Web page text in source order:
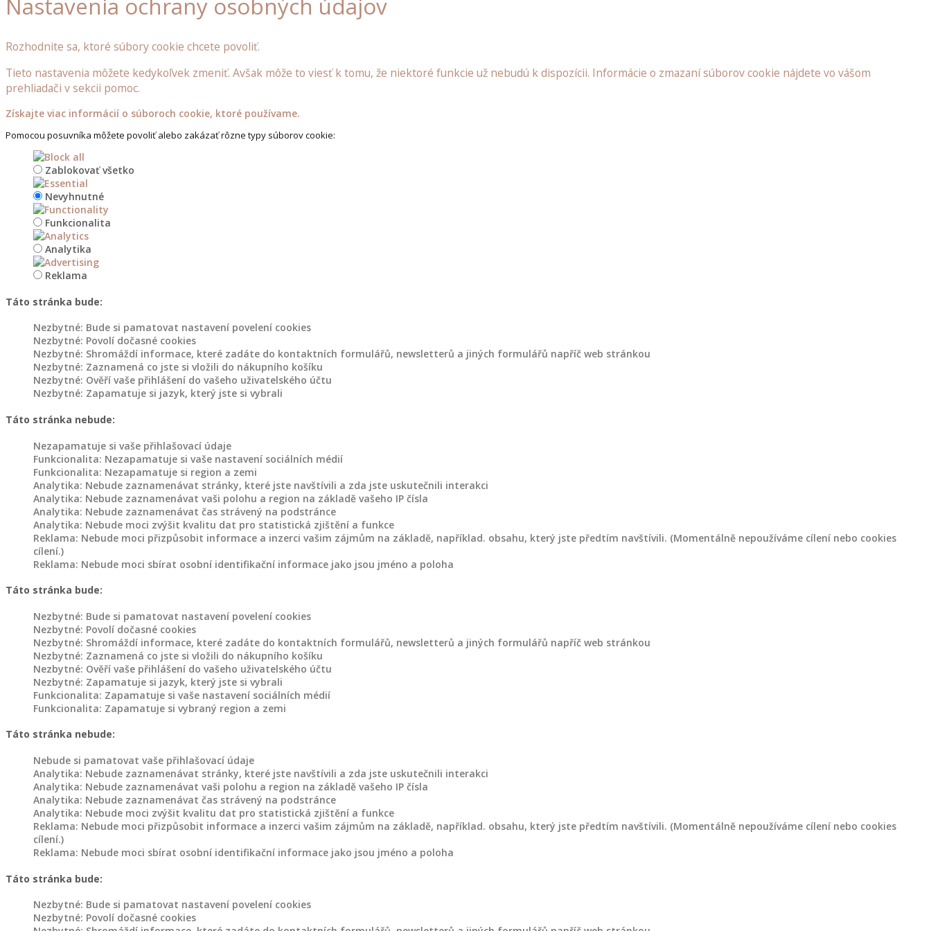
doplňky
Dřevěné
Dřevěné
budky
krmítka
pro
ptáčky
Ostatní
dřevěné
doplňky
do
zahrady
stojany
květináče
Dřevořezba
záhony
Dřevěné
květináče
do
zahrady
z
Dřevěné
záhony
Dřevořezba
Dřevořezba
zvířat
Domovy
zvířata
Dřevěné
kurníky
a
Nastavenia ochrany osobných údajov
Rozhodnite sa, ktoré súbory cookie chcete povoliť.
Tieto nastavenia môžete kedykoľvek zmeniť. Avšak môže to viesť k tomu, že niektoré funkcie už nebudú k dispozícii. Informácie o zmazaní súborov cookie nájdete vo vášom
prehliadači v sekcii pomoc.
Získajte viac informácií o súboroch cookie, ktoré používame.
Pomocou posuvníka môžete povoliť alebo zakázať rôzne typy súborov cookie:
Zablokovať všetko
Nevyhnutné
Funkcionalita
Analytika
Reklama
Táto stránka bude:
Nezbytné: Bude si pamatovat nastavení povelení cookies
Nezbytné: Povolí dočasné cookies
Nezbytné: Shromáždí informace, které zadáte do kontaktních formulářů, newsletterů a jiných formulářů napříč web stránkou
Nezbytné: Zaznamená co jste si vložili do nákupního košíku
Nezbytné: Ověří vaše přihlášení do vašeho uživatelského účtu
Nezbytné: Zapamatuje si jazyk, který jste si vybrali
Táto stránka nebude:
Nezapamatuje si vaše přihlašovací údaje
Funkcionalita: Nezapamatuje si vaše nastavení sociálních médií
Funkcionalita: Nezapamatuje si region a zemi
Analytika: Nebude zaznamenávat stránky, které jste navštívili a zda jste uskutečnili interakci
Analytika: Nebude zaznamenávat vaši polohu a region na základě vašeho IP čísla
Analytika: Nebude zaznamenávat čas strávený na podstránce
Analytika: Nebude moci zvýšit kvalitu dat pro statistická zjištění a funkce
Reklama: Nebude moci přizpůsobit informace a inzerci vašim zájmům na základě, například. obsahu, který jste předtím navštívili. (Momentálně nepoužíváme cílení nebo cookies
cílení.)
Reklama: Nebude moci sbírat osobní identifikační informace jako jsou jméno a poloha
Táto stránka bude:
Nezbytné: Bude si pamatovat nastavení povelení cookies
Nezbytné: Povolí dočasné cookies
Nezbytné: Shromáždí informace, které zadáte do kontaktních formulářů, newsletterů a jiných formulářů napříč web stránkou
Nezbytné: Zaznamená co jste si vložili do nákupního košíku
Nezbytné: Ověří vaše přihlášení do vašeho uživatelského účtu
Nezbytné: Zapamatuje si jazyk, který jste si vybrali
Funkcionalita: Zapamatuje si vaše nastavení sociálních médií
Funkcionalita: Zapamatuje si vybraný region a zemi
Táto stránka nebude:
Nebude si pamatovat vaše přihlašovací údaje
Analytika: Nebude zaznamenávat stránky, které jste navštívili a zda jste uskutečnili interakci
Analytika: Nebude zaznamenávat vaši polohu a region na základě vašeho IP čísla
Analytika: Nebude zaznamenávat čas strávený na podstránce
Analytika: Nebude moci zvýšit kvalitu dat pro statistická zjištění a funkce
Reklama: Nebude moci přizpůsobit informace a inzerci vašim zájmům na základě, například. obsahu, který jste předtím navštívili. (Momentálně nepoužíváme cílení nebo cookies
cílení.)
Reklama: Nebude moci sbírat osobní identifikační informace jako jsou jméno a poloha
Táto stránka bude:
Nezbytné: Bude si pamatovat nastavení povelení cookies
Nezbytné: Povolí dočasné cookies